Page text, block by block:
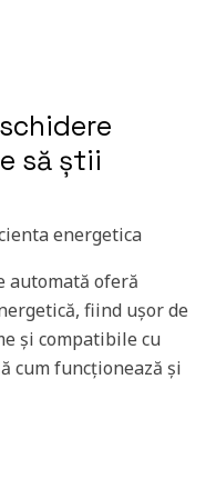
să știi
energetica
automată oferă
fiind ușor de
și compatibile cu
cum funcționează și